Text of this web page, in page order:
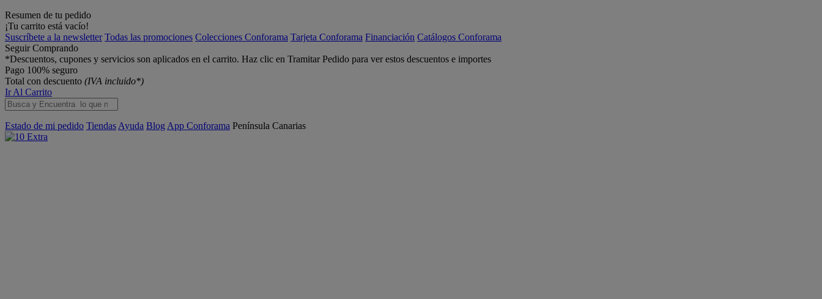
Resumen de tu pedido
¡Tu carrito está vacío!
Suscríbete a la newsletter Todas las promociones Colecciones Conforama Tarjeta Conforama Financiación Catálogos Conforama
Seguir Comprando
*Descuentos, cupones y servicios son aplicados en el carrito. Haz clic en Tramitar Pedido para ver estos descuentos e importes
Pago 100% seguro
Total con descuento (IVA incluido*)
Ir Al Carrito
Estado de mi pedido Tiendas Ayuda Blog App Conforama Península Canarias